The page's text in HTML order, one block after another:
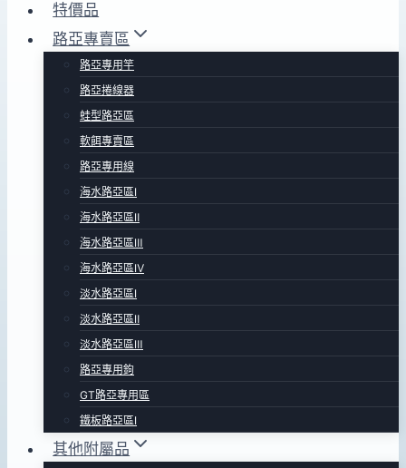
特價品
路亞專賣區
路亞專用竿
路亞捲線器
蛙型路亞區
軟餌專賣區
路亞專用線
海水路亞區Ⅰ
海水路亞區Ⅱ
海水路亞區Ⅲ
海水路亞區Ⅳ
淡水路亞區Ⅰ
淡水路亞區Ⅱ
淡水路亞區Ⅲ
路亞專用鉤
GT路亞專用區
鐵板路亞區Ⅰ
其他附屬品